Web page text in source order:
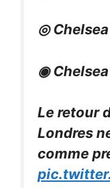
◎
◉
Le retour
Londres
comme